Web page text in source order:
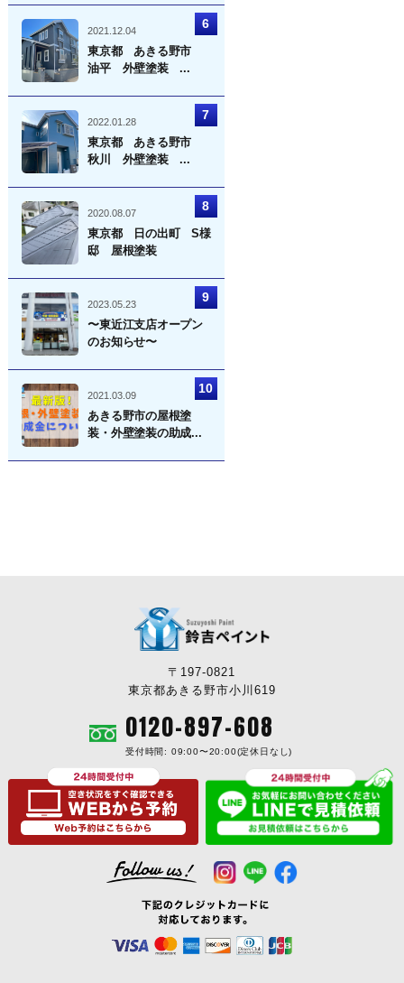
2021.12.04
東京都 あきる野市
油平 外壁塗装 ...
2022.01.28
東京都 あきる野市
秋川 外壁塗装 ...
2020.08.07
東京都 日の出町 S様
邸 屋根塗装
2023.05.23
〜東近江支店オープン
のお知らせ〜
2021.03.09
あきる野市の屋根塗
装・外壁塗装の助成...
〒197-0821
東京都あきる野市小川619
0120-897-608
受付時間: 09:00〜20:00(定休日なし)